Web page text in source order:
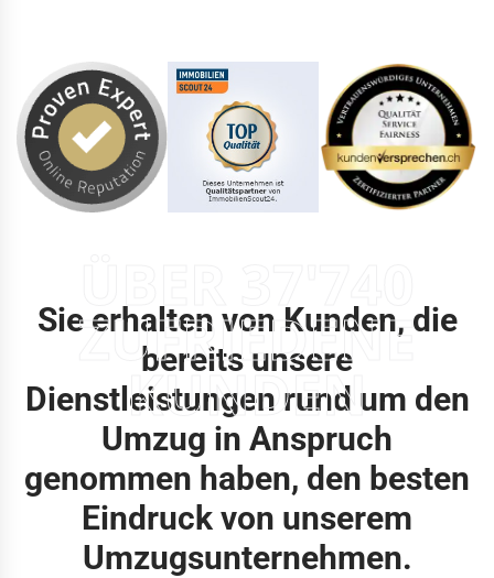
ZUFRIEDENE
KUNDEN
Sie erhalten von Kunden, die
bereits unsere
Dienstleistungen rund um den
Umzug in Anspruch
genommen haben, den besten
Eindruck von unserem
Umzugsunternehmen.